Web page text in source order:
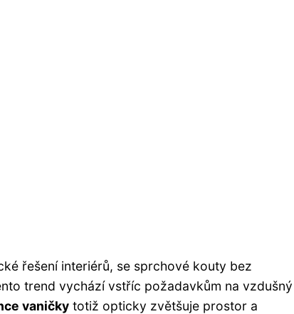
řešení interiérů, se sprchové kouty bez
trend vychází vstříc požadavkům na vzdušný
vaničky totiž opticky zvětšuje prostor a